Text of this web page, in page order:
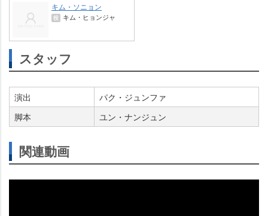
キム・ソニョン
役 キム・ヒョンジャ
スタッフ
演出
パク・ジュンファ
脚本
ユン・ナンジュン
関連動画